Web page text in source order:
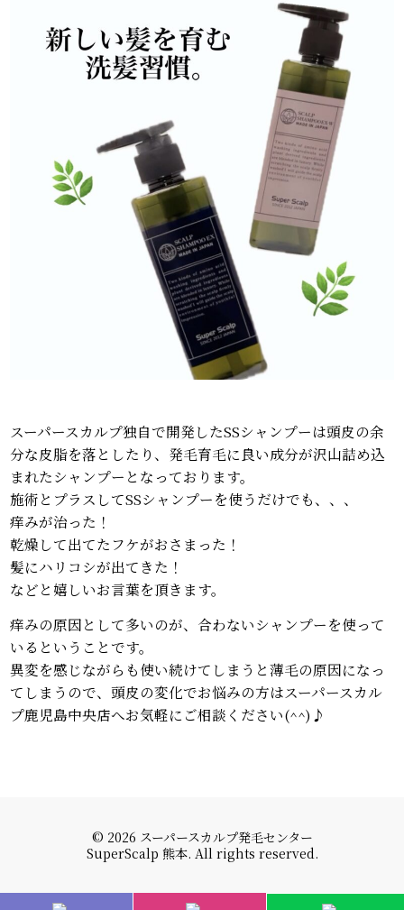
スーパースカルプ独自で開発したSSシャンプーは頭皮の余
分な皮脂を落としたり、発毛育毛に良い成分が沢山詰め込
まれたシャンプーとなっております。
施術とプラスしてSSシャンプーを使うだけでも、、、
痒みが治った！
乾燥して出てたフケがおさまった！
髪にハリコシが出てきた！
などと嬉しいお言葉を頂きます。
痒みの原因として多いのが、合わないシャンプーを使って
いるということです。
異変を感じながらも使い続けてしまうと薄毛の原因になっ
てしまうので、頭皮の変化でお悩みの方はスーパースカル
プ鹿児島中央店へお気軽にご相談ください(^^)♪
© 2026 スーパースカルプ発毛センター
SuperScalp 熊本. All rights reserved.